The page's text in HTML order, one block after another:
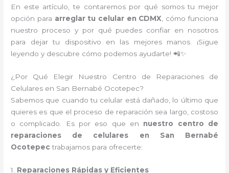
En este artículo, te contaremos por qué somos tu mejor
opción para arreglar tu celular en CDMX , cómo funciona
nuestro proceso y por qué puedes confiar en nosotros
para dejar tu dispositivo en las mejores manos. ¡Sigue
leyendo y descubre cómo podemos ayudarte! 📲✨
¿Por Qué Elegir Nuestro Centro de Reparaciones de
Celulares en San Bernabé Ocotepec?
Sabemos que cuando tu celular está dañado, lo último que
quieres es que el proceso de reparación sea largo, costoso
o complicado. Es por eso que en nuestro centro de
reparaciones de celulares en San Bernabé
Ocotepec trabajamos para ofrecerte:
1. Reparaciones Rápidas y Eficientes